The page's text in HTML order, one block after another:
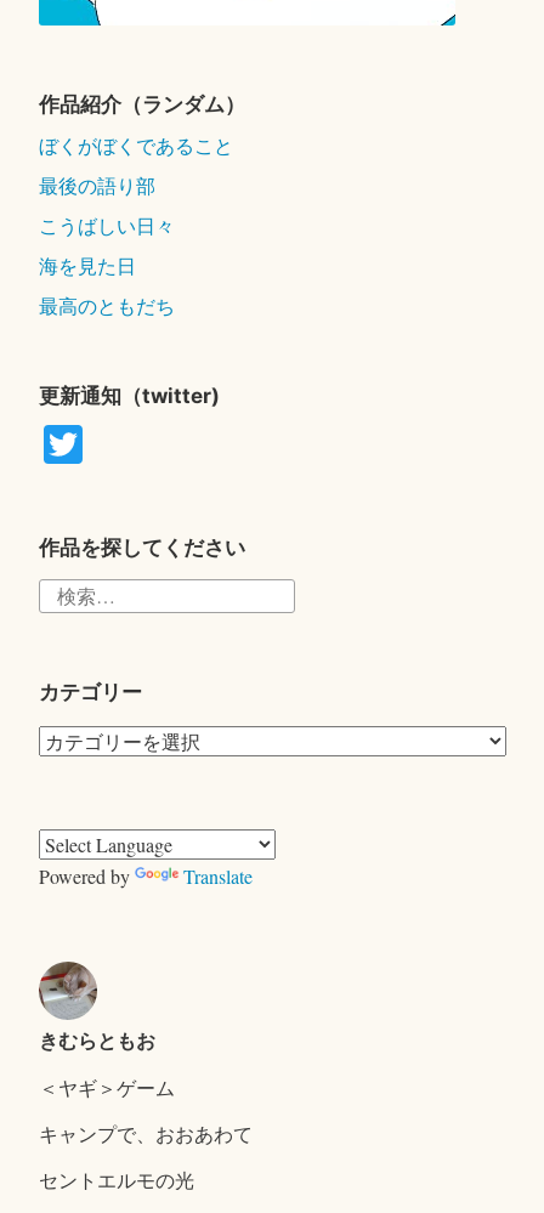
作品紹介（ランダム）
ぼくがぼくであること
最後の語り部
こうばしい日々
海を見た日
最高のともだち
更新通知（twitter)
T
r
作品を探してください
カテゴリー
カ
リ
ー
Powered by Translate
きむらともお
＜ヤギ＞ゲーム
キャンプで、おおあわて
セントエルモの光